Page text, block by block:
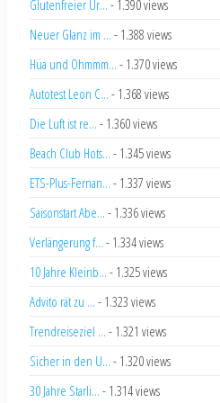
Glutenfreier Ur... - 1.390 views
Neuer Glanz im ... - 1.388 views
Hüa und Ohmmm... - 1.370 views
Autotest Leon C... - 1.368 views
Die Luft ist re... - 1.360 views
Beach Club Hots... - 1.345 views
ETS-Plus-Fernan... - 1.337 views
Saisonstart Abe... - 1.336 views
Verlängerung f... - 1.334 views
10 Jahre Kleinb... - 1.325 views
Advito rät zu ... - 1.323 views
Trendreiseziel ... - 1.321 views
Sicher in den U... - 1.320 views
30 Jahre Starli... - 1.314 views